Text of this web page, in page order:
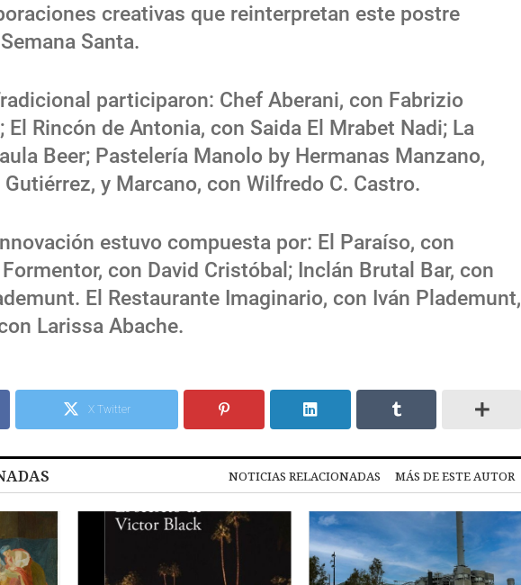
creativas que reinterpretan este postre
Santa.
participaron: Chef Aberani, con Fabrizio
Rincón de Antonia, con Saida El Mrabet Nadi; La
Beer; Pastelería Manolo by Hermanas Manzano,
y Marcano, con Wilfredo C. Castro.
estuvo compuesta por: El Paraíso, con
con David Cristóbal; Inclán Brutal Bar, con
El Restaurante Imaginario, con Iván Plademunt,
Larissa Abache.
X Twitter
NOTICIAS RELACIONADAS MÁS DE ESTE AUTOR